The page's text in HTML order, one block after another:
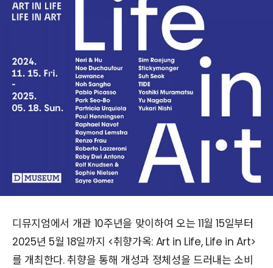
디뮤지엄에서 개관 10주년을 맞이하여 오는 11월 15일부터
2025년 5월 18일까지 <취향가옥: Art in Life, Life in Art>
를 개최한다. 취향을 통해 개성과 정체성을 드러내는 소비